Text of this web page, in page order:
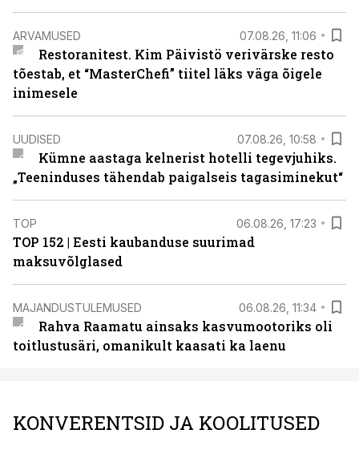
ARVAMUSED 07.08.26, 11:06
Restoranitest. Kim Päivistö verivärske resto
tõestab, et “MasterChefi” tiitel läks väga õigele
inimesele
UUDISED 07.08.26, 10:58
Kümne aastaga kelnerist hotelli tegevjuhiks.
„Teeninduses tähendab paigalseis tagasiminekut“
TOP 06.08.26, 17:23
TOP 152 | Eesti kaubanduse suurimad
maksuvõlglased
MAJANDUSTULEMUSED 06.08.26, 11:34
Rahva Raamatu ainsaks kasvumootoriks oli
toitlustusäri, omanikult kaasati ka laenu
KONVERENTSID JA KOOLITUSED